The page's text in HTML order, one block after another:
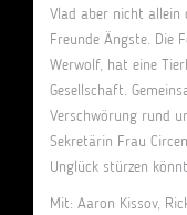
Vlad aber nicht allein
Freunde Ängste. Die
Werwolf, hat eine
Gesellschaft.
Verschwörung rund
Sekretärin Frau
Unglück stürzen
Mit: Aaron Kissov,